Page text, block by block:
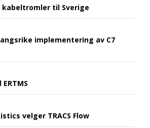
til Sverige
implementering av C7
velger TRACS Flow